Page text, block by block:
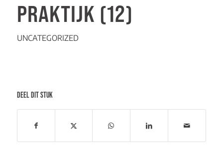
PRAKTIJK (12)
UNCATEGORIZED
DEEL DIT STUK